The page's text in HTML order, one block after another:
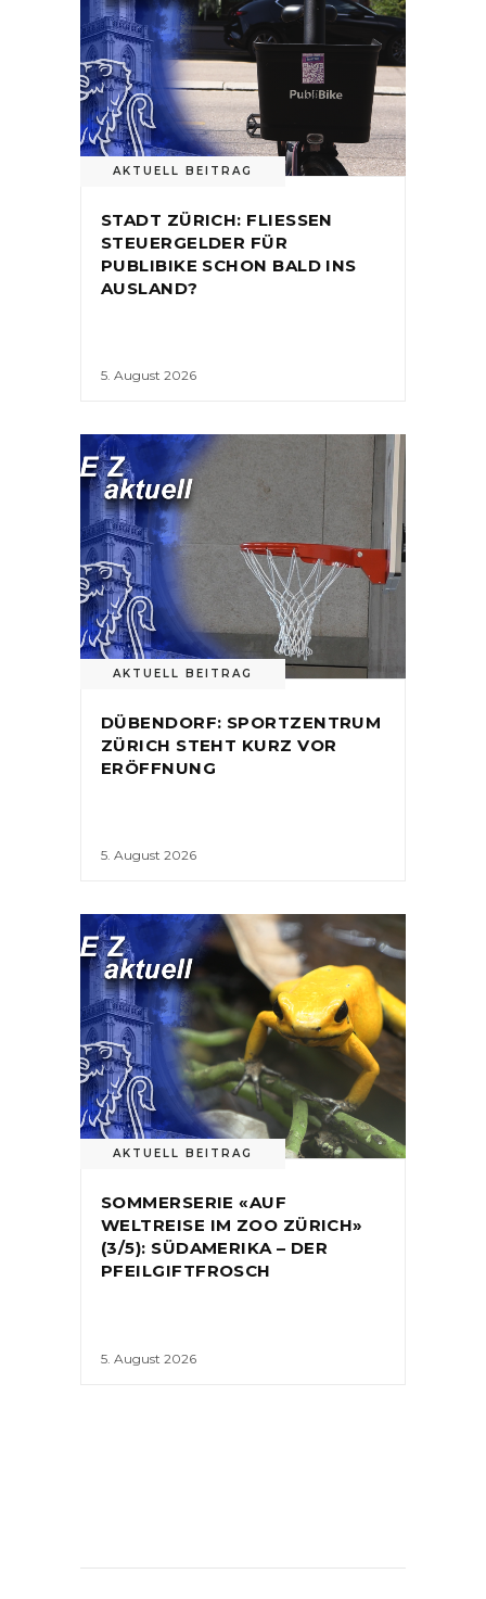
AKTUELL BEITRAG
STADT ZÜRICH: FLIESSEN
STEUERGELDER FÜR
PUBLIBIKE SCHON BALD INS
AUSLAND?
5. August 2026
AKTUELL BEITRAG
DÜBENDORF: SPORTZENTRUM
ZÜRICH STEHT KURZ VOR
ERÖFFNUNG
5. August 2026
AKTUELL BEITRAG
SOMMERSERIE «AUF
WELTREISE IM ZOO ZÜRICH»
(3/5): SÜDAMERIKA – DER
PFEILGIFTFROSCH
5. August 2026